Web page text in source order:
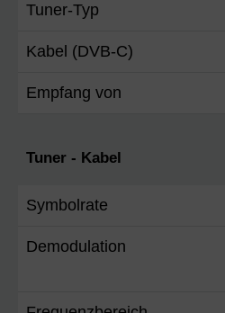
Tuner-Typ
Kabel (DVB-C)
Empfang von
Tuner - Kabel
Symbolrate
Demodulation